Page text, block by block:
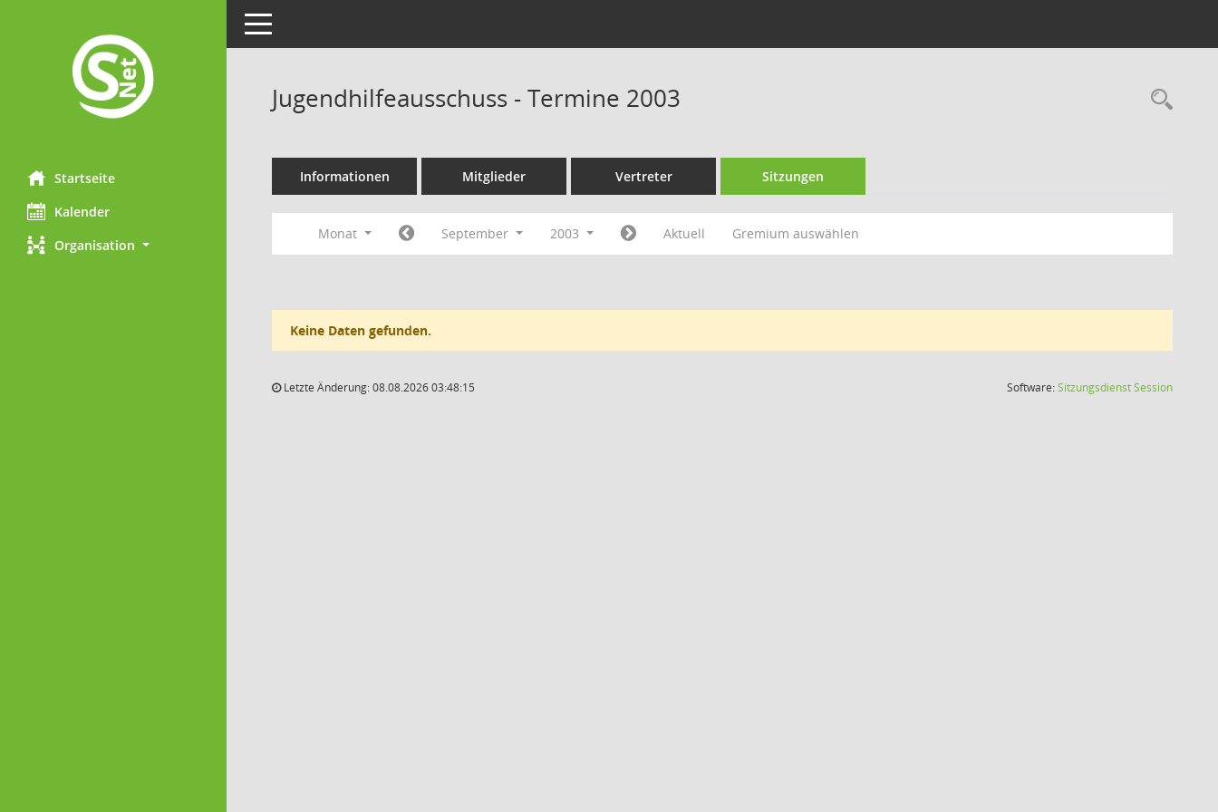
Startseite
Kalender
Organisation
Toggle navigation
Jugendhilfeausschuss - Termine 2003
Informationen Mitglieder Vertreter Sitzungen
Monat September 2003 Aktuell Gremium auswählen
Keine Daten gefunden.
Letzte Änderung: 08.08.2026 03:48:15 Software:SitzungsdienstSession(Wird in